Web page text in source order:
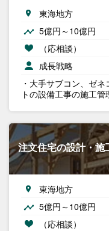
東海地方
5億円～10億円
（応相談）
成長戦略
・大手サブコン、ゼ
トの設備工事の施工
注文住宅の設計・施
東海地方
5億円～10億円
（応相談）